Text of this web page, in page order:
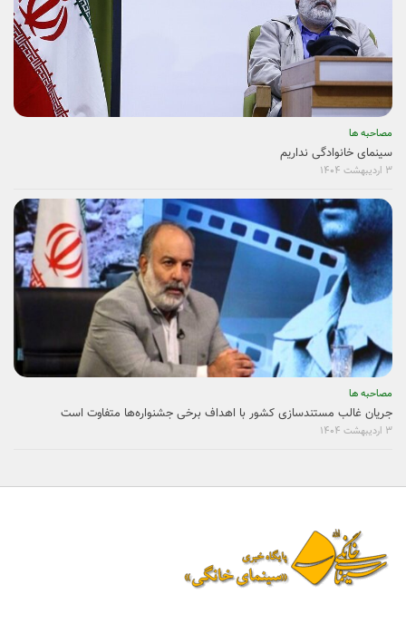
مصاحبه ها
سینمای خانوادگی نداریم
۳ اردیبهشت ۱۴۰۴
مصاحبه ها
جریان غالب مستندسازی کشور با اهداف برخی جشنواره‌ها متفاوت است
۳ اردیبهشت ۱۴۰۴